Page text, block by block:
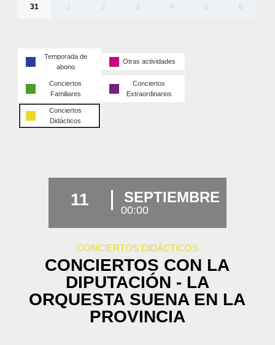
31 1 2 3 4 5 6
Temporada de
abono
Otras actividades
Conciertos
Familiares
Conciertos
Extraordinarios
Conciertos
Didácticos
11 SEPTIEMBRE
00:00
CONCIERTOS DIDÁCTICOS
CONCIERTOS CON LA
DIPUTACIÓN - LA
ORQUESTA SUENA EN LA
PROVINCIA